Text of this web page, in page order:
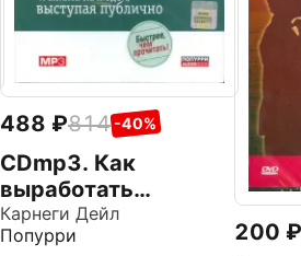
488 814 -40%
CDmp3. Как
выработать
уверенность в себе
и влиять на людей,
Карнеги Дейл
Попурри
200